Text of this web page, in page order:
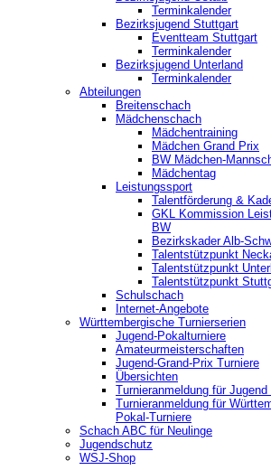
Terminkalender
Bezirksjugend Stuttgart
‎Eventteam Stuttgart
Terminkalender
Bezirksjugend Unterland
Terminkalender
Abteilungen
Breitenschach
Mädchenschach
Mädchentraining
Mädchen Grand Prix
BW Mädchen-
Mädchentag
Leistungssport
Talentförderung &
GKL Kommission
BW
Bezirkskader Alb-
Talentstützpunkt
Talentstützpunkt
Talentstützpunkt
Schulschach
Internet-Angebote
Württembergische Turnierserien
Jugend-Pokalturniere
Amateurmeisterschaften
Jugend-Grand-Prix Turniere
Übersichten
Turnieranmeldung für
Turnieranmeldung für
Pokal-Turniere
Schach ABC für Neulinge
Jugendschutz
WSJ-Shop